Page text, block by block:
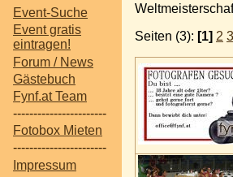
Event-Suche
Event gratis
eintragen!
Forum / News
Gästebuch
Fynf.at Team
-----------------------
Fotobox Mieten
-----------------------
Impressum
Seiten (3): [1] 2 3